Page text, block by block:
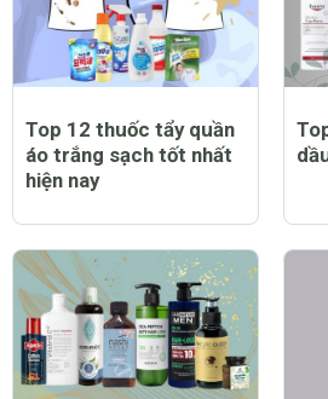
Top 12 thuốc tẩy quần
áo trắng sạch tốt nhất
hiện nay